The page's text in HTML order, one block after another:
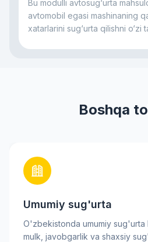
kamaytirishga yordam beradi.
Bu modulli avtosug‘urta
avtomobil egasi mashinaning
xatarlarini sug‘urta qilishni o‘zi
Boshqa
Umumiy sug'urta
O'zbekistonda umumiy
mulk, javobgarlik va shaxsiy